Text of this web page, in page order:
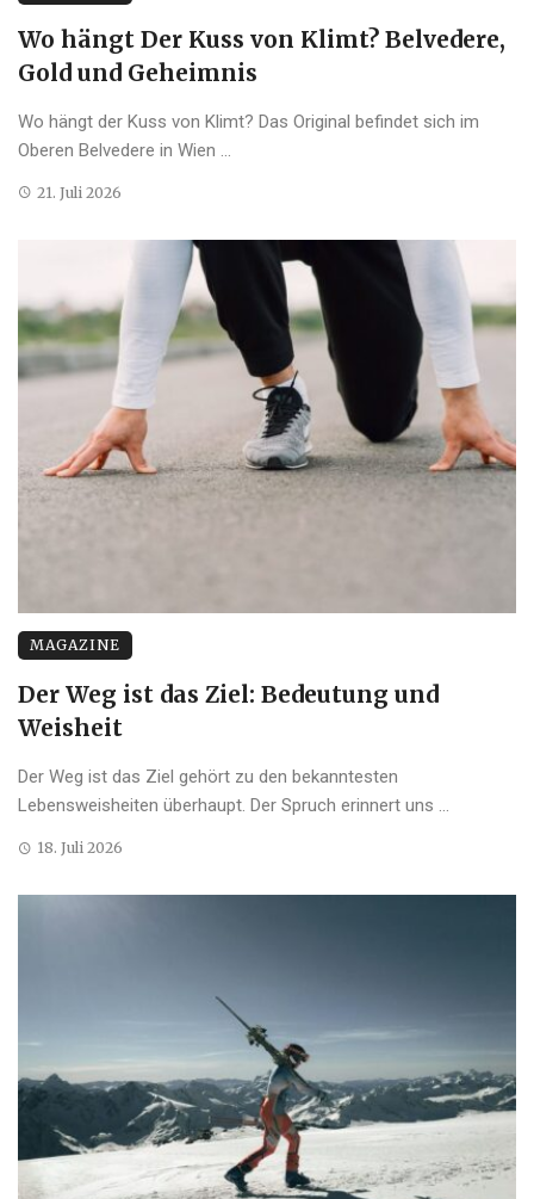
Wo hängt Der Kuss von Klimt? Belvedere,
Gold und Geheimnis
Wo hängt der Kuss von Klimt? Das Original befindet sich im
Oberen Belvedere in Wien ...
21. Juli 2026
MAGAZINE
Der Weg ist das Ziel: Bedeutung und
Weisheit
Der Weg ist das Ziel gehört zu den bekanntesten
Lebensweisheiten überhaupt. Der Spruch erinnert uns ...
18. Juli 2026